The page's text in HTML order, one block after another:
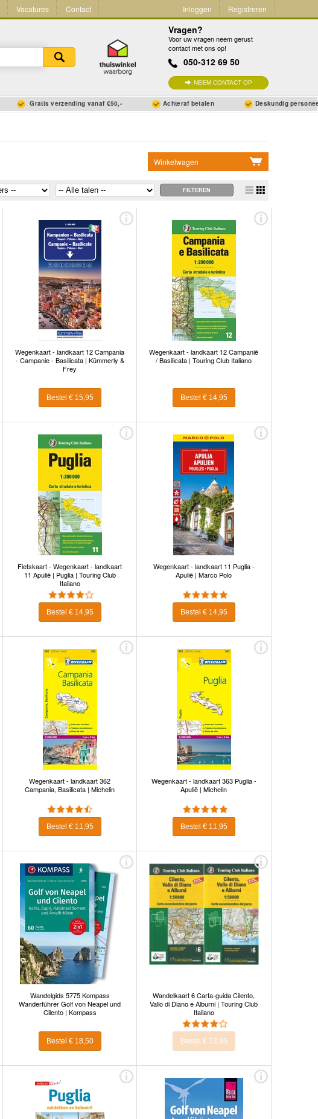
Vacatures Contact Inloggen Registreren
Vragen?
Voor uw vragen neem gerust
contact met ons op!
050-312 69 50
NEEM CONTACT OP
Gratis verzending vanaf €50,- Achteraf betalen Deskundig
Winkelwagen
Ga naar winkelwagen
Wegenkaart - landkaart 12 Campania
- Campanie - Basilicata | Kümmerly &
Frey
Bestel € 15,95
Wegenkaart - landkaart 12 Campanië
/ Basilicata | Touring Club Italiano
Bestel € 14,95
Fietskaart - Wegenkaart - landkaart
11 Apulië | Puglia | Touring Club
Italiano
Bestel € 14,95
Wegenkaart - landkaart 11 Puglia -
Apulië | Marco Polo
Bestel € 14,95
Wegenkaart - landkaart 362
Campania, Basilicata | Michelin
Bestel € 11,95
Wegenkaart - landkaart 363 Puglia -
Apulië | Michelin
Bestel € 11,95
Wandelgids 5775 Kompass
Wanderführer Golf von Neapel und
Cilento | Kompass
Bestel € 18,50
Wandelkaart 6 Carta-guida Cilento,
Vallo di Diano e Alburni | Touring Club
Italiano
Bestel € 23,95